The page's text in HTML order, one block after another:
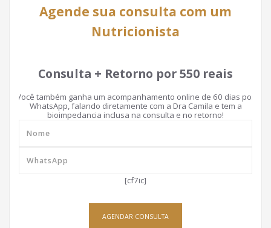
Agende sua consulta com um
Nutricionista
Consulta + Retorno por 550 reais
Você também ganha um acompanhamento online de 60 dias por
WhatsApp, falando diretamente com a Dra Camila e tem a
bioimpedancia inclusa na consulta e no retorno!
[cf7ic]
AGENDAR CONSULTA